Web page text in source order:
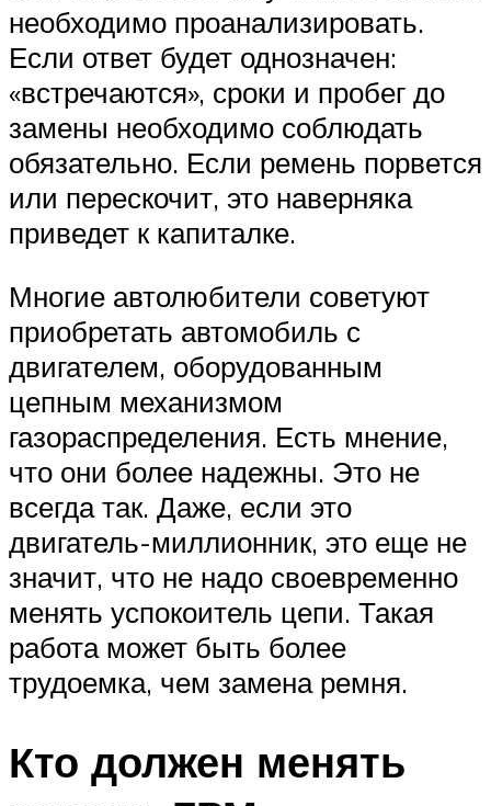
необходимо проанализировать.
Если ответ будет однозначен:
«встречаются», сроки и пробег до
замены необходимо соблюдать
обязательно. Если ремень порвется
или перескочит, это наверняка
приведет к капиталке.
Многие автолюбители советуют
приобретать автомобиль с
двигателем, оборудованным
цепным механизмом
газораспределения. Есть мнение,
что они более надежны. Это не
всегда так. Даже, если это
двигатель-миллионник, это еще не
значит, что не надо своевременно
менять успокоитель цепи. Такая
работа может быть более
трудоемка, чем замена ремня.
Кто должен менять